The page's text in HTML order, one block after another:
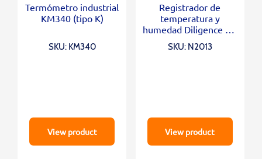
Termómetro industrial
KM340 (tipo K)
SKU: KM340
View product
Registrador de
temperatura y
humedad Diligence EV
SKU: N2013
View product